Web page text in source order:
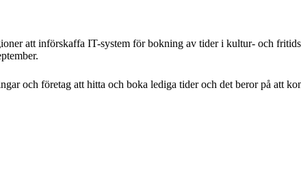
att införskaffa IT-system för bokning av tider i kultur- och
och företag att hitta och boka lediga tider och det beror på att